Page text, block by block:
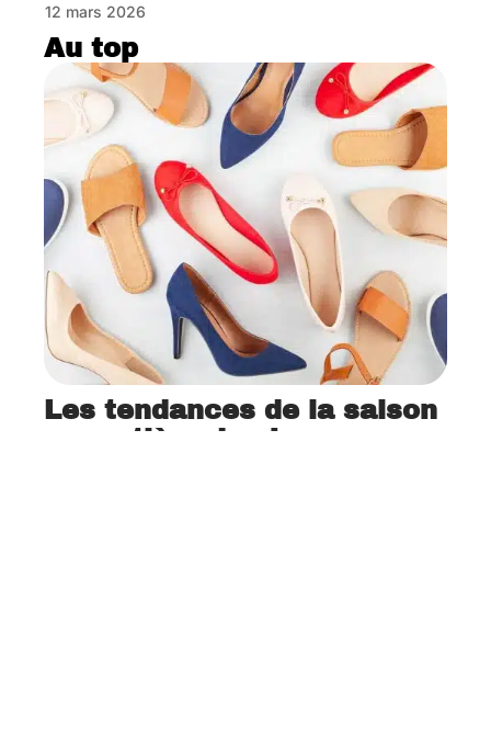
12 mars 2026
Au top
Les tendances de la saison
en matière de chaussures